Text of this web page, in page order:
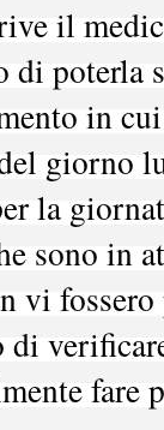
il
di poterla
in
giorno
la
sono in
vi
fare